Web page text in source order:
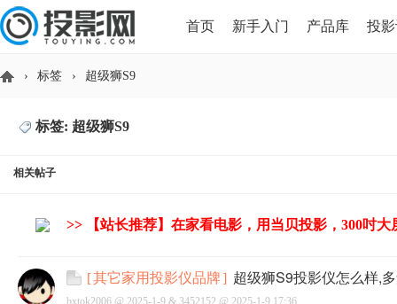
首页 新手入门 产品库 投
HDMI版本对比 导读
› 标签 › 超级狮S9
标签: 超级狮S9
相关帖子
>> 【站长推荐】在家看电影，用当贝投影，300吋
[其它家用投影仪品牌] 超级狮S9投影仪怎么样,
bxtok2006 @ 2025-1-9 & 3452152 @ 2025-1-9 17:36